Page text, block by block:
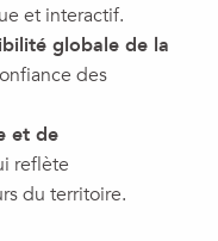
et interactif.
globale de la
des
et de
reflète
du territoire.